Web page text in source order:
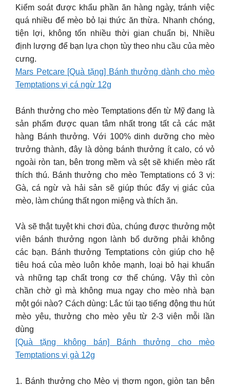
Kiểm soát được khẩu phần ăn hàng ngày, tránh việc
quá nhiều để mèo bỏ lại thức ăn thừa. Nhanh chóng,
tiện lợi, không tốn nhiều thời gian chuẩn bị, Nhiều
định lượng để bạn lựa chọn tùy theo nhu cầu của mèo
cưng.
Mars Petcare [Quà tặng] Bánh thưởng dành cho mèo
Temptations vị cá ngừ 12g
Bánh thưởng cho mèo Temptations đến từ Mỹ đang là
sản phẩm được quan tâm nhất trong tất cả các mặt
hàng Bánh thưởng. Với 100% dinh dưỡng cho mèo
trưởng thành, đây là dòng bánh thưởng ít calo, có vỏ
ngoài ròn tan, bên trong mềm và sệt sẽ khiến mèo rất
thích thú. Bánh thưởng cho mèo Temptations có 3 vị:
Gà, cá ngừ và hải sản sẽ giúp thúc đẩy vị giác của
mèo, làm chúng thất ngon miệng và thích ăn.
Và sẽ thật tuyệt khi chơi đùa, chúng được thưởng một
viên bánh thưởng ngon lành bổ dưỡng phải không
các bạn. Bánh thưởng Temptations còn giúp cho hệ
tiêu hoá của mèo luôn khỏe mạnh, loại bỏ hại khuẩn
và những tạp chất trong cơ thể chúng. Vậy thì còn
chần chờ gì mà không mua ngay cho mèo nhà bạn
một gói nào? Cách dùng: Lắc túi tạo tiếng động thu hút
mèo yêu, thưởng cho mèo yêu từ 2-3 viên mỗi lần
dùng
[Quà tặng không bán] Bánh thưởng cho mèo
Temptations vị gà 12g
1. Bánh thưởng cho Mèo vị thơm ngon, giòn tan bên